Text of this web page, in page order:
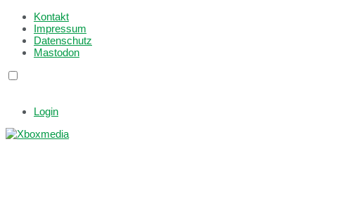
Kontakt
Impressum
Datenschutz
Mastodon
Login